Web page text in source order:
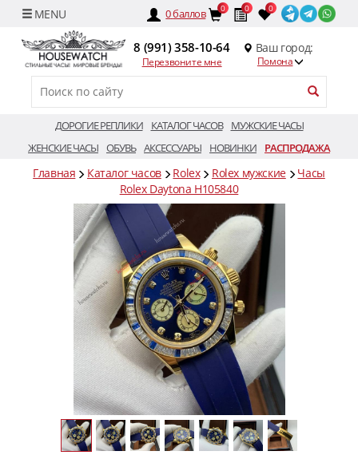
0баллов 0 0 0
8 (991) 358-10-64
Перезвоните мне
Ваш город:
Помона
ДОРОГИЕ РЕПЛИКИ КАТАЛОГ ЧАСОВ
МУЖСКИЕ ЧАСЫ
ЖЕНСКИЕ ЧАСЫ ОБУВЬ АКСЕССУАРЫ НОВИНКИ РАСПРОДАЖА
Главная Каталог часов Rolex Rolex мужские
Часы
Rolex Daytona H105840